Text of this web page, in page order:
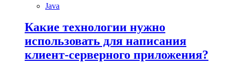
Java
Какие технологии нужно
использовать для написания
клиент-серверного приложения?